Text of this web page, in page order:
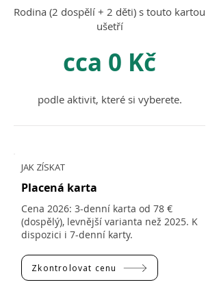
Rodina (2 dospělí + 2 děti) s touto kartou
ušetří
cca 0 Kč
podle aktivit, které si vyberete.
JAK ZÍSKAT
Placená karta
Cena 2026: 3-denní karta od 78 €
(dospělý), levnější varianta než 2025. K
dispozici i 7-denní karty.
Zkontrolovat cenu